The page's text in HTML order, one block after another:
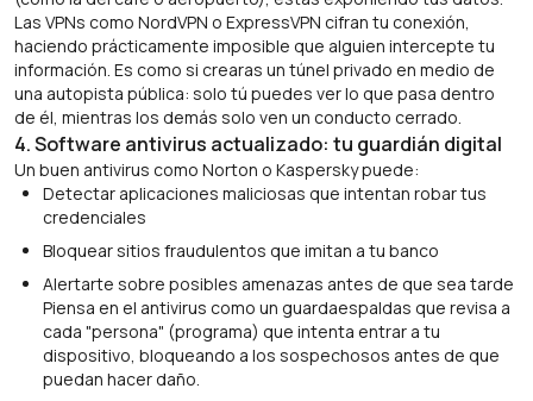
Las VPNs como NordVPN o ExpressVPN cifran tu conexión,
haciendo prácticamente imposible que alguien intercepte tu
información. Es como si crearas un túnel privado en medio de
una autopista pública: solo tú puedes ver lo que pasa dentro
de él, mientras los demás solo ven un conducto cerrado.
4. Software antivirus actualizado: tu guardián digital
Un buen antivirus como Norton o Kaspersky puede:
Detectar aplicaciones maliciosas que intentan robar tus
credenciales
Bloquear sitios fraudulentos que imitan a tu banco
Alertarte sobre posibles amenazas antes de que sea tarde
Piensa en el antivirus como un guardaespaldas que revisa a
cada "persona" (programa) que intenta entrar a tu
dispositivo, bloqueando a los sospechosos antes de que
puedan hacer daño.